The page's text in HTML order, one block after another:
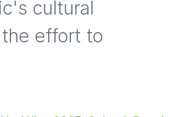
cultural
effort to